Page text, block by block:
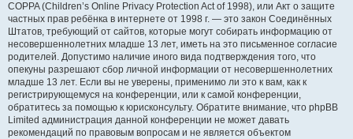
COPPA (Children’s Online Privacy Protection Act of 1998), или Акт о защите
частных прав ребёнка в интернете от 1998 г. — это закон Соединённых
Штатов, требующий от сайтов, которые могут собирать информацию от
несовершеннолетних младше 13 лет, иметь на это письменное согласие
родителей. Допустимо наличие иного вида подтверждения того, что
опекуны разрешают сбор личной информации от несовершеннолетних
младше 13 лет. Если вы не уверены, применимо ли это к вам, как к
регистрирующемуся на конференции, или к самой конференции,
обратитесь за помощью к юрисконсульту. Обратите внимание, что phpBB
Limited администрация данной конференции не может давать
рекомендаций по правовым вопросам и не является объектом